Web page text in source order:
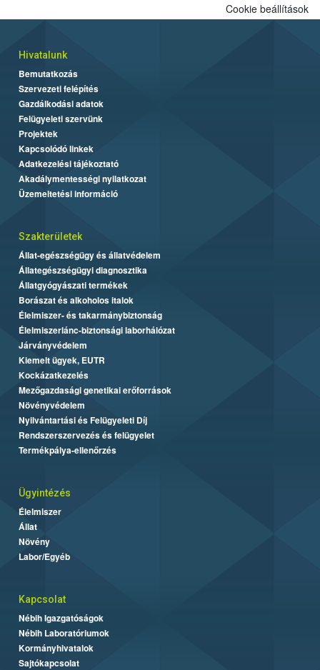
Cookie beállítások
Hivatalunk
Bemutatkozás
Szervezeti felépítés
Gazdálkodási adatok
Felügyeleti szervünk
Projektek
Kapcsolódó linkek
Adatkezelési tájékoztató
Akadálymentességi nyilatkozat
Üzemeltetési információ
Szakterületek
Állat-egészségügy és állatvédelem
Állategészségügyi diagnosztika
Állatgyógyászati termékek
Borászat és alkoholos italok
Élelmiszer- és takarmánybiztonság
Élelmiszerlánc-biztonsági laborhálózat
Járványvédelem
Kiemelt ügyek, EUTR
Kockázatkezelés
Mezőgazdasági genetikai erőforrások
Növényvédelem
Nyilvántartási és Felügyeleti Díj
Rendszerszervezés és felügyelet
Termékpálya-ellenőrzés
Ügyintézés
Élelmiszer
Állat
Növény
Labor/Egyéb
Kapcsolat
Nébih Igazgatóságok
Nébih Laboratóriumok
Kormányhivatalok
Sajtókapcsolat